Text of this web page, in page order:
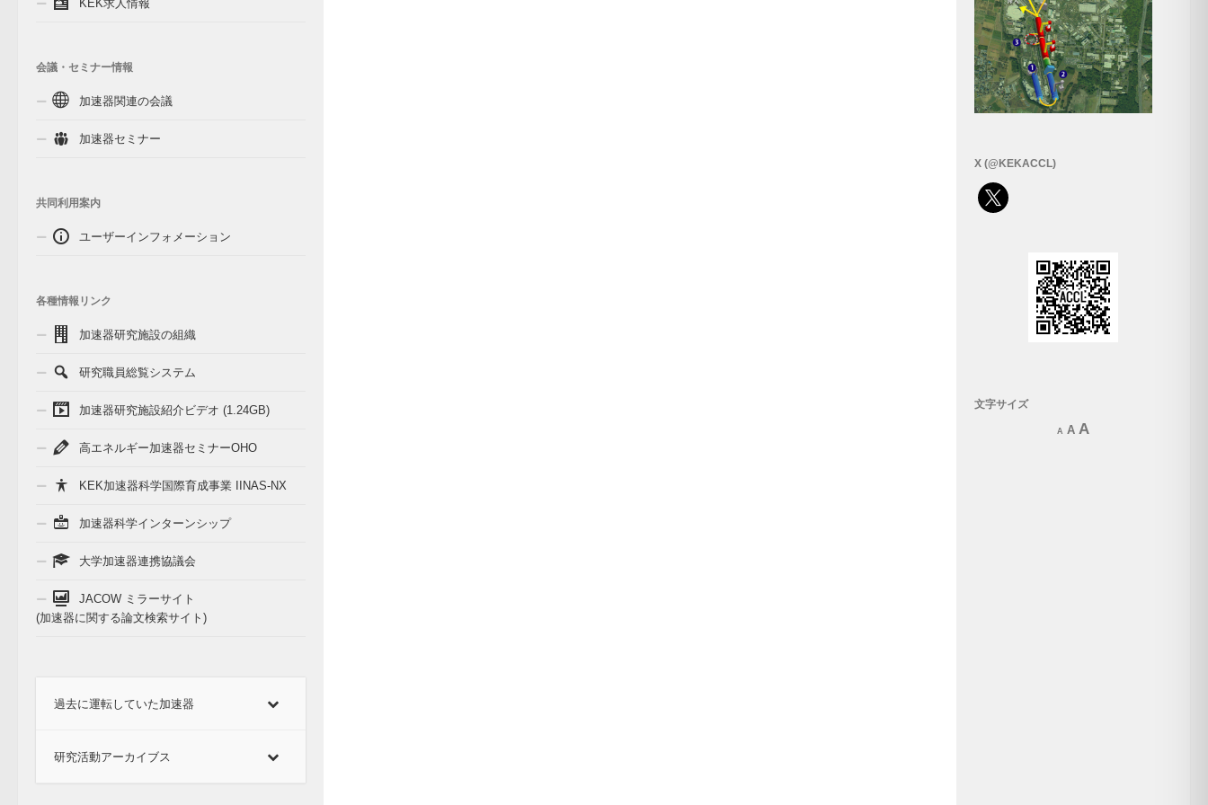
KEK求人情報
会議・セミナー情報
加速器関連の会議
加速器セミナー
共同利用案内
ユーザーインフォメーション
各種情報リンク
加速器研究施設の組織
研究職員総覧システム
加速器研究施設紹介ビデオ (1.24GB)
高エネルギー加速器セミナーOHO
KEK加速器科学国際育成事業 IINAS-NX
加速器科学インターンシップ
大学加速器連携協議会
JACOW ミラーサイト
(加速器に関する論文検索サイト)
過去に運転していた加速器
研究活動アーカイブス
X (@KEKACCL)
x
文字サイズ
A Decrease
A Reset
A